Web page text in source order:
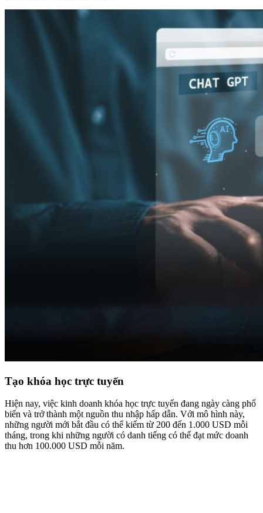
Tạo khóa học trực tuyến
Hiện nay, việc kinh doanh khóa học trực tuyến đang ngày càng phổ
biến và trở thành một nguồn thu nhập hấp dẫn. Với mô hình này,
những người mới bắt đầu có thể kiếm từ 200 đến 1.000 USD mỗi
tháng, trong khi những người có danh tiếng có thể đạt mức doanh
thu hơn 100.000 USD mỗi năm.